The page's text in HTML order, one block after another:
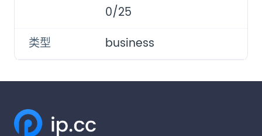
0/25
类型
business